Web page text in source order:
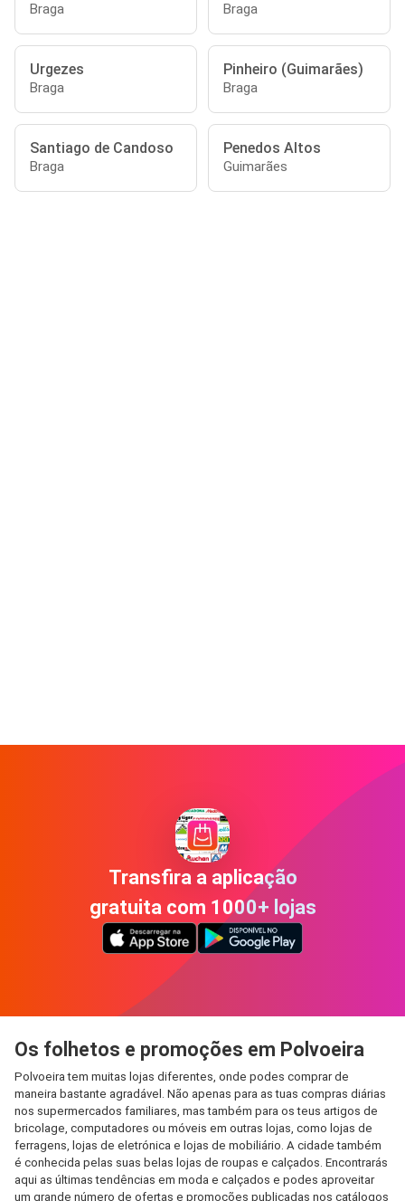
Braga Braga
Urgezes
Braga
Pinheiro (Guimarães)
Braga
Santiago de Candoso
Braga
Penedos Altos
Guimarães
Transfira a aplicação
gratuita com 1000+ lojas
Os folhetos e promoções em Polvoeira
Polvoeira tem muitas lojas diferentes, onde podes comprar de
maneira bastante agradável. Não apenas para as tuas compras diárias
nos supermercados familiares, mas também para os teus artigos de
bricolage, computadores ou móveis em outras lojas, como lojas de
ferragens, lojas de eletrónica e lojas de mobiliário. A cidade também
é conhecida pelas suas belas lojas de roupas e calçados. Encontrarás
aqui as últimas tendências em moda e calçados e podes aproveitar
um grande número de ofertas e promoções publicadas nos catálogos